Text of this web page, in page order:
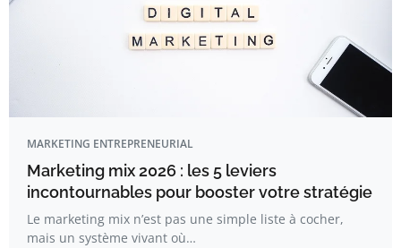
MARKETING ENTREPRENEURIAL
Marketing mix 2026 : les 5 leviers
incontournables pour booster votre stratégie
Le marketing mix n’est pas une simple liste à cocher,
mais un système vivant où…